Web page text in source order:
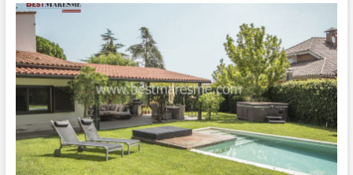
a
venta
en
Cabrera
de